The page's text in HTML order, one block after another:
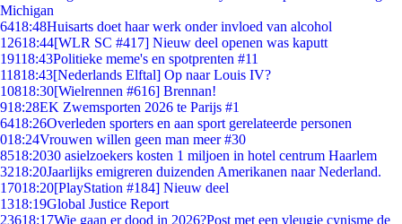
Michigan
6418:48Huisarts doet haar werk onder invloed van alcohol
12618:44[WLR SC #417] Nieuw deel openen was kaputt
19118:43Politieke meme's en spotprenten #11
11818:43[Nederlands Elftal] Op naar Louis IV?
10818:30[Wielrennen #616] Brennan!
918:28EK Zwemsporten 2026 te Parijs #1
6418:26Overleden sporters en aan sport gerelateerde personen
018:24Vrouwen willen geen man meer #30
8518:2030 asielzoekers kosten 1 miljoen in hotel centrum Haarlem
3218:20Jaarlijks emigreren duizenden Amerikanen naar Nederland.
17018:20[PlayStation #184] Nieuw deel
1318:19Global Justice Report
23618:17Wie gaan er dood in 2026?Post met een vleugje cynisme de